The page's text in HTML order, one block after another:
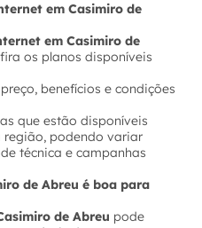
em Casimiro de
em Casimiro de
os planos disponíveis
benefícios e condições
que estão disponíveis
região, podendo variar
técnica e campanhas
de Abreu é boa para
de Abreu pode